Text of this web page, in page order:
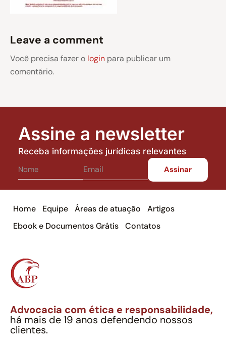
Leave a comment
Você precisa fazer o login para publicar um
comentário.
Assine a newsletter
Receba informações jurídicas relevantes
Home Equipe Áreas de atuação
Artigos
Ebook e Documentos Grátis
Contatos
Advocacia com ética e responsabilidade,
há mais de 19 anos defendendo nossos
clientes.